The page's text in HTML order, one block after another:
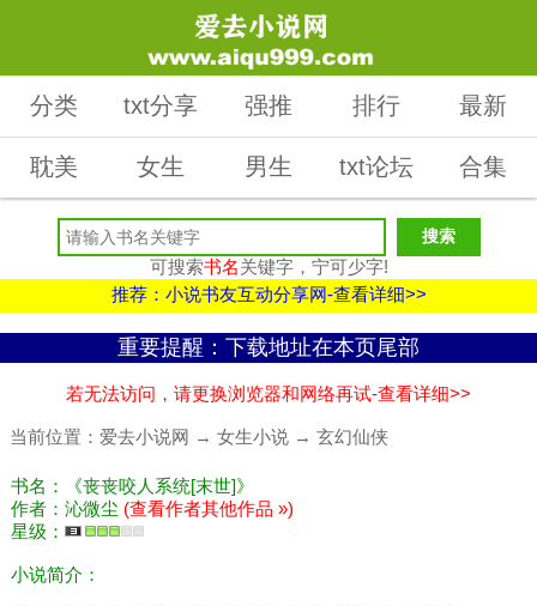
分类 txt分享 强推 排行 最新
耽美 女生 男生 txt论坛 合集
可搜索书名关键字，宁可少字!
推荐：小说书友互动分享网-查看详细>>
重要提醒：下载地址在本页尾部
若无法访问，请更换浏览器和网络再试-查看详细>>
当前位置： 爱去小说网 → 女生小说 → 玄幻仙侠
书名：《丧丧咬人系统[末世]》
作者：沁微尘 (查看作者其他作品 »)
星级：
小说简介：